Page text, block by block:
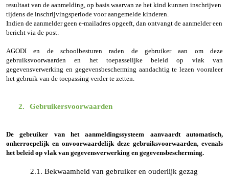
resultaat van de aanmelding, op basis waarvan ze het kind kunnen inschrijven
tijdens de inschrijvingsperiode voor aangemelde kinderen.
Indien de aanmelder geen e-mailadres opgeeft, dan ontvangt de aanmelder een
bericht via de post.
AGODI en de schoolbesturen raden de gebruiker aan om deze
gebruiksvoorwaarden en het toepasselijke beleid op vlak van
gegevensverwerking en gegevensbescherming aandachtig te lezen vooraleer
het gebruik van de toepassing verder te zetten.
2. Gebruikersvoorwaarden
De gebruiker van het aanmeldingssysteem aanvaardt automatisch,
onherroepelijk en onvoorwaardelijk deze gebruiksvoorwaarden, evenals
het beleid op vlak van gegevensverwerking en gegevensbescherming.
2.1. Bekwaamheid van gebruiker en ouderlijk gezag